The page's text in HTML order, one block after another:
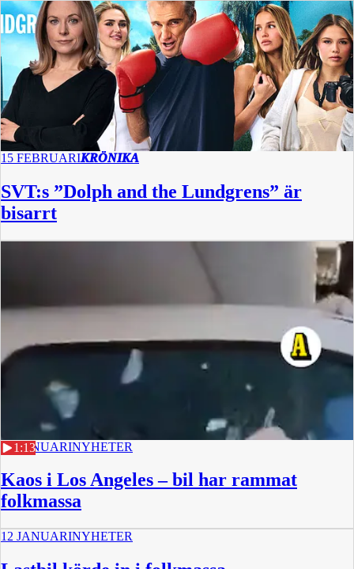
0:39
15 FEBRUARIKRÖNIKA
SVT:s ”Dolph and the Lundgrens” är
bisarrt
1:13
12 JANUARINYHETER
Kaos i Los Angeles – bil har rammat
folkmassa
12 JANUARINYHETER